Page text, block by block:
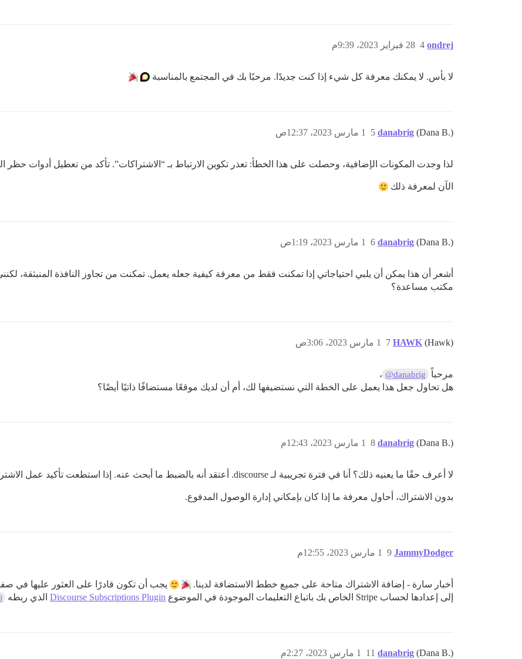
ondrej 28 فبراير 2023، 9:39م 4
لا بأس. لا يمكنك معرفة كل شيء إذا كنت جديدًا. مرحبًا بك في المجتمع بالمناسبة
danabrig (Dana B.) 1 مارس 2023، 12:37ص 5
لذا وجدت المكونات الإضافية، وحصلت على هذا الخطأ: تعذر تكوين الارتباط بـ “الاشتراكات”. تأكد من تعطيل أدوات حظر
الآن لمعرفة ذلك
danabrig (Dana B.) 1 مارس 2023، 1:19ص 6
أشعر أن هذا يمكن أن يلبي احتياجاتي إذا تمكنت فقط من معرفة كيفية جعله يعمل. تمكنت من تجاوز النافذة المنبثقة،
مكتب مساعدة؟
HAWK (Hawk) 1 مارس 2023، 3:06ص 7
مرحباً @danabrig ،
هل تحاول جعل هذا يعمل على الخطة التي نستضيفها لك، أم أن لديك موقعًا مستضافًا ذاتيًا أيضًا؟
danabrig (Dana B.) 1 مارس 2023، 12:43م 8
لا أعرف حقًا ما يعنيه ذلك؟ أنا في فترة تجريبية لـ discourse. أعتقد أنه بالضبط ما أبحث عنه. إذا استطعت تأكيد عمل الاشتراك، فسوف أسجل اليوم!
بدون الاشتراك، أحاول معرفة ما إذا كان بإمكاني إدارة الوصول المدفوع.
JammyDodger 1 مارس 2023، 12:55م 9
أخبار سارة - إضافة الاشتراك متاحة على جميع خطط الاستضافة لدينا. يجب أن تكون قادرًا على العثور عليها في
إلى إعدادها لحساب Stripe الخاص بك باتباع التعليمات الموجودة في الموضوع
Discourse Subscriptions Plugin الذي ربطه
danabrig (Dana B.) 1 مارس 2023، 2:27م 11